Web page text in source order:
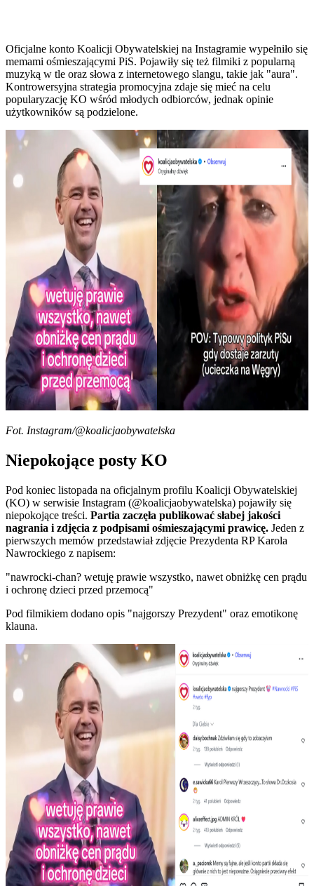
Oficjalne konto Koalicji Obywatelskiej na Instagramie wypełniło się
memami ośmieszającymi PiS. Pojawiły się też filmiki z popularną
muzyką w tle oraz słowa z internetowego slangu, takie jak "aura".
Kontrowersyjna strategia promocyjna zdaje się mieć na celu
popularyzację KO wśród młodych odbiorców, jednak opinie
użytkowników są podzielone.
Fot. Instagram/@koalicjaobywatelska
Niepokojące posty KO
Pod koniec listopada na oficjalnym profilu Koalicji Obywatelskiej
(KO) w serwisie Instagram (@koalicjaobywatelska) pojawiły się
niepokojące treści. Partia zaczęła publikować słabej jakości
nagrania i zdjęcia z podpisami ośmieszającymi prawicę. Jeden z
pierwszych memów przedstawiał zdjęcie Prezydenta RP Karola
Nawrockiego z napisem:
"nawrocki-chan? wetuję prawie wszystko, nawet obniżkę cen prądu
i ochronę dzieci przed przemocą"
Pod filmikiem dodano opis "najgorszy Prezydent" oraz emotikonę
klauna.